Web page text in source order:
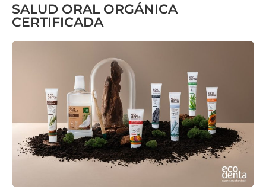
SALUD ORAL ORGÁNICA
CERTIFICADA